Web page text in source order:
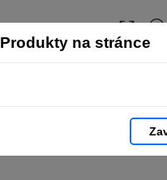
Produkty na stránce